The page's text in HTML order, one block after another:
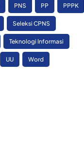
PNS PP PPPK
Seleksi CPNS
Teknologi Informasi
UU Word